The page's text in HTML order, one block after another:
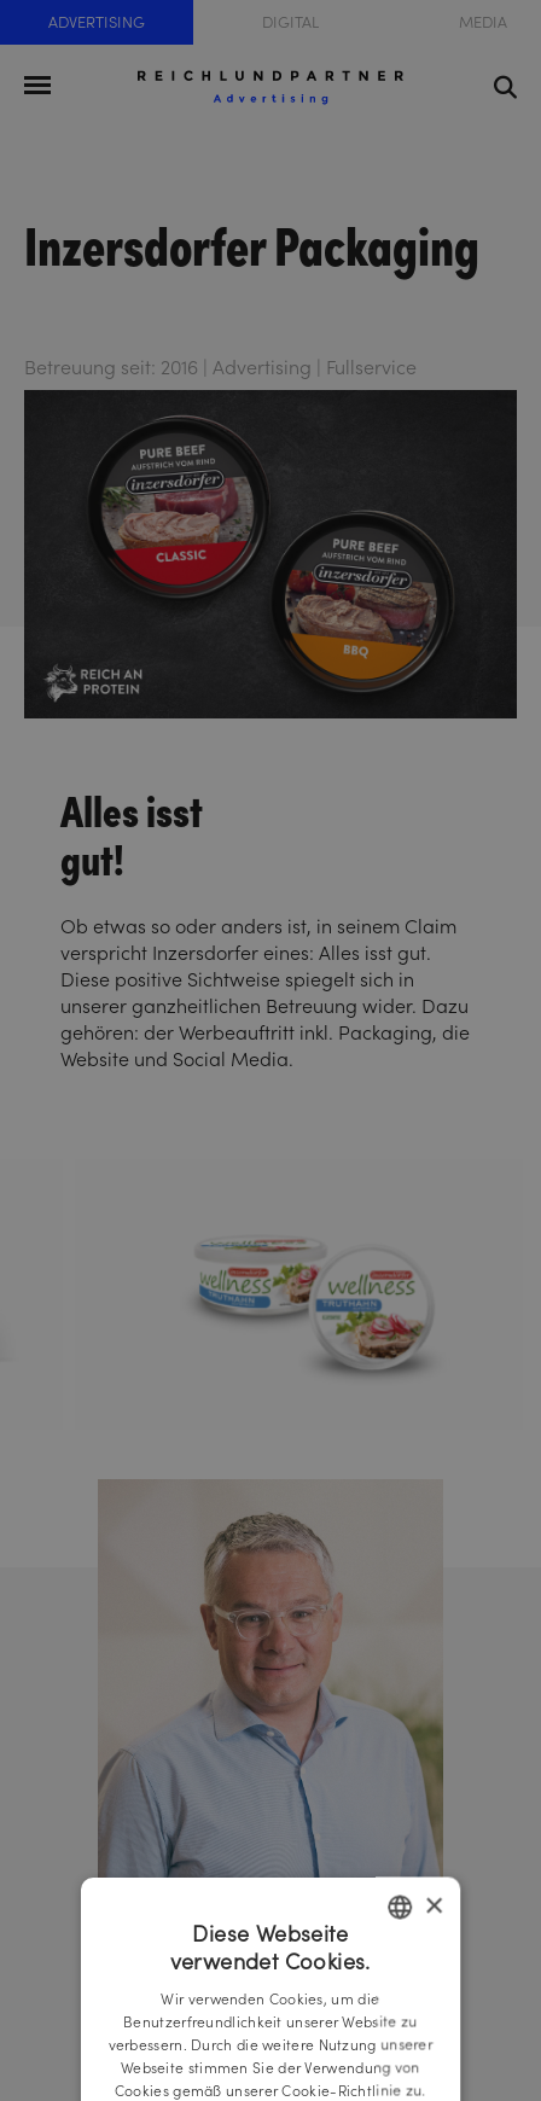
ADVERTISING DIGITAL MEDIA
Inzersdorfer Packaging
Betreuung seit: 2016 | Advertising | Fullservice
Alles isst
gut!
Ob etwas so oder anders ist, in seinem Claim
verspricht Inzersdorfer eines: Alles isst gut.
Diese positive Sichtweise spiegelt sich in
unserer ganzheitlichen Betreuung wider. Dazu
gehören: der Werbeauftritt inkl. Packaging, die
Website und Social Media.
Michael Piber
Geschäftsführer
GERMAN
×
Diese Webseite
verwendet Cookies.
Wir verwenden Cookies, um die
Benutzerfreundlichkeit unserer Website zu
verbessern. Durch die weitere Nutzung unserer
Webseite stimmen Sie der Verwendung von
Cookies gemäß unserer Cookie-Richtlinie zu.